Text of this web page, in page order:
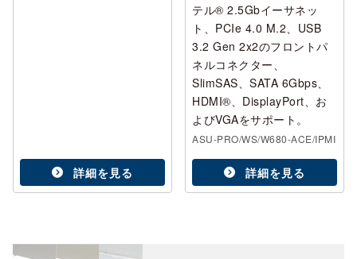
詳細を見る
テル® 2.5Gbイーサネッ
ト、PCIe 4.0 M.2、USB
3.2 Gen 2x2のフロントパ
ネルコネクター、
SlimSAS、SATA 6Gbps、
HDMI®、DisplayPort、お
よびVGAをサポート。
ASU-PRO/WS/W680-ACE/IPMI
詳細を見る